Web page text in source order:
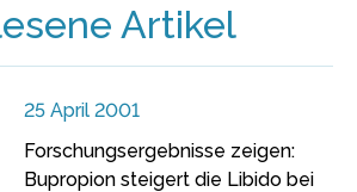
Artikel
25 April 2001
Forschungsergebnisse zeigen:
Bupropion steigert die Libido bei